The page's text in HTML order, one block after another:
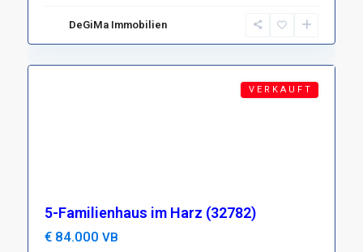
DeGiMa Immobilien
38899
V E R K A U F T
5-Familienhaus im Harz (32782)
€ 84.000 VB